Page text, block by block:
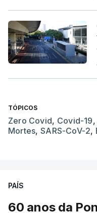
TÓPICOS
Zero Covid, Covid-19,
Mortes,SARS-CoV-2,
PAÍS
60 anos da